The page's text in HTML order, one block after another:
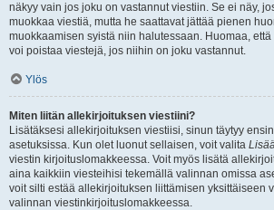
näkyy vain jos joku on vastannut viestiin. Se ei näy,
muokkaa viestiä, mutta he saattavat jättää pienen
muokkaamisen syistä niin halutessaan. Huomaa,
voi poistaa viestejä, jos niihin on joku vastannut.
Ylös
Miten liitän allekirjoituksen viestiini?
Lisätäksesi allekirjoituksen viestiisi, sinun täytyy
asetuksissa. Kun olet luonut sellaisen, voit valita
viestin kirjoituslomakkeessa. Voit myös lisätä
aina kaikkiin viesteihisi tekemällä valinnan omissa
voit silti estää allekirjoituksen liittämisen yksittäiseen
valinnan viestinkirjoituslomakkeessa.